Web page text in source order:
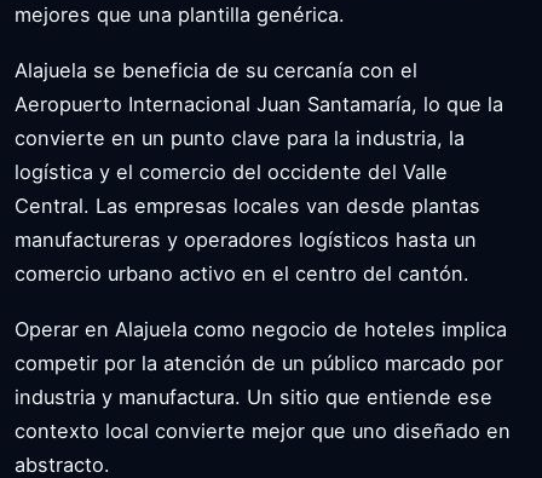
mejores que una plantilla genérica.
Alajuela se beneficia de su cercanía con el
Aeropuerto Internacional Juan Santamaría, lo que la
convierte en un punto clave para la industria, la
logística y el comercio del occidente del Valle
Central. Las empresas locales van desde plantas
manufactureras y operadores logísticos hasta un
comercio urbano activo en el centro del cantón.
Operar en Alajuela como negocio de hoteles implica
competir por la atención de un público marcado por
industria y manufactura. Un sitio que entiende ese
contexto local convierte mejor que uno diseñado en
abstracto.